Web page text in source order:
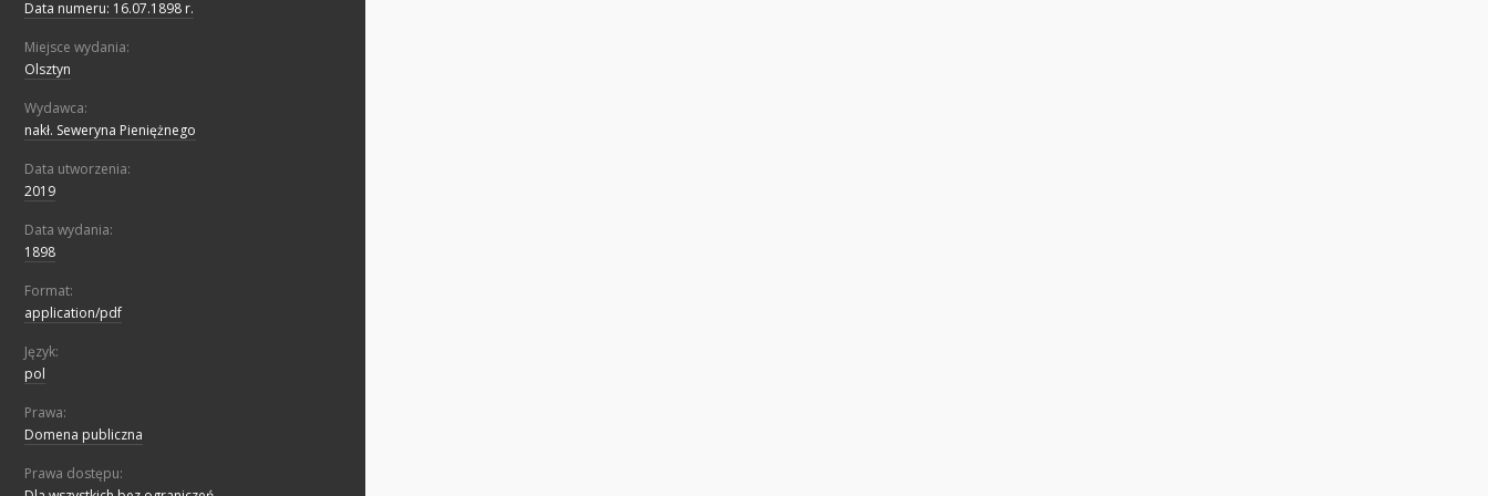
Data numeru: 16.07.1898 r.
Miejsce wydania:
Olsztyn
Wydawca:
nakł. Seweryna Pieniężnego
Data utworzenia:
2019
Data wydania:
1898
Format:
application/pdf
Język:
pol
Prawa:
Domena publiczna
Prawa dostępu: